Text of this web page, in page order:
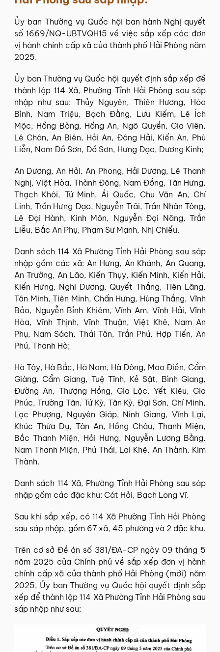
Ủy ban Thường vụ Quốc hội ban hành Nghị quyết
số 1669/NQ-UBTVQH15 về việc sắp xếp các đơn
vị hành chính cấp xã của thành phố Hải Phòng năm
2025.
Ủy ban Thường vụ Quốc hội quyết định sắp xếp để
thành lập 114 Xã, Phường Tỉnh Hải Phòng sau sáp
nhập như sau: Thủy Nguyên, Thiên Hương, Hòa
Bình, Nam Triệu, Bạch Đằng, Lưu Kiếm, Lê Ích
Mộc, Hồng Bàng, Hồng An, Ngô Quyền, Gia Viên,
Lê Chân, An Biên, Hải An, Đông Hải, Kiến An, Phù
Liễn, Nam Đồ Sơn, Đồ Sơn, Hưng Đạo, Dương Kinh;
An Dương, An Hải, An Phong, Hải Dương, Lê Thanh
Nghị, Việt Hòa, Thành Đông, Nam Đồng, Tân Hưng,
Thạch Khôi, Tứ Minh, Ái Quốc, Chu Văn An, Chí
Linh, Trần Hưng Đạo, Nguyễn Trãi, Trần Nhân Tông,
Lê Đại Hành, Kinh Môn, Nguyễn Đại Năng, Trần
Liễu, Bắc An Phụ, Phạm Sư Mạnh, Nhị Chiểu.
Danh sách 114 Xã Phường Tỉnh Hải Phòng sau sáp
nhập gồm các xã: An Hưng, An Khánh, An Quang,
An Trường, An Lão, Kiến Thụy, Kiến Minh, Kiến Hải,
Kiến Hưng, Nghi Dương, Quyết Thắng, Tiên Lãng,
Tân Minh, Tiên Minh, Chấn Hưng, Hùng Thắng, Vĩnh
Bảo, Nguyễn Bỉnh Khiêm, Vĩnh Am, Vĩnh Hải, Vĩnh
Hòa, Vĩnh Thịnh, Vĩnh Thuận, Việt Khê, Nam An
Phụ, Nam Sách, Thái Tân, Trần Phú, Hợp Tiến, An
Phú, Thanh Hà;
Hà Tây, Hà Bắc, Hà Nam, Hà Đông, Mao Điền, Cẩm
Giàng, Cẩm Giang, Tuệ Tĩnh, Kẻ Sặt, Bình Giang,
Đường An, Thượng Hồng, Gia Lộc, Yết Kiêu, Gia
Phúc, Trường Tân, Tứ Kỳ, Tân Kỳ, Đại Sơn, Chí Minh,
Lạc Phượng, Nguyên Giáp, Ninh Giang, Vĩnh Lại,
Khúc Thừa Dụ, Tân An, Hồng Châu, Thanh Miện,
Bắc Thanh Miện, Hải Hưng, Nguyễn Lương Bằng,
Nam Thanh Miện, Phú Thái, Lai Khê, An Thành, Kim
Thành.
Danh sách 114 Xã, Phường Tỉnh Hải Phòng sau sáp
nhập gồm các đặc khu: Cát Hải, Bạch Long Vĩ.
Sau khi sắp xếp, có 114 Xã Phường Tỉnh Hải Phòng
sau sáp nhập, gồm 67 xã, 45 phường và 2 đặc khu.
Trên cơ sở Đề án số 381/ĐA-CP ngày 09 tháng 5
năm 2025 của Chính phủ về sắp xếp đơn vị hành
chính cấp xã của thành phố Hải Phòng (mới) năm
2025, Ủy ban Thường vụ Quốc hội quyết định sắp
xếp để thành lập 114 Xã Phường Tỉnh Hải Phòng sau
sáp nhập như sau: